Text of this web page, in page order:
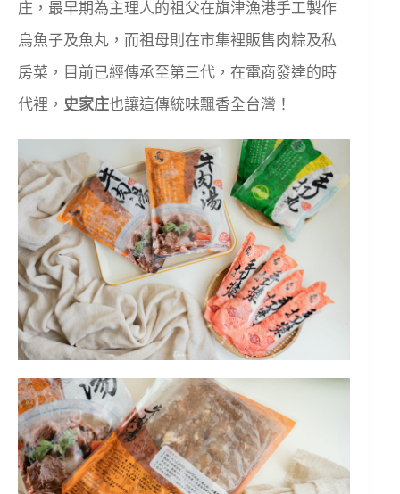
庄，最早期為主理人的祖父在旗津漁港手工製作
烏魚子及魚丸，而祖母則在市集裡販售肉粽及私
房菜，目前已經傳承至第三代，在電商發達的時
代裡， 史家庄也讓這傳統味飄香全台灣！